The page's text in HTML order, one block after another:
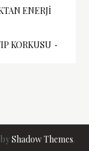
ENERJI
KORKUSU
Shadow Themes.